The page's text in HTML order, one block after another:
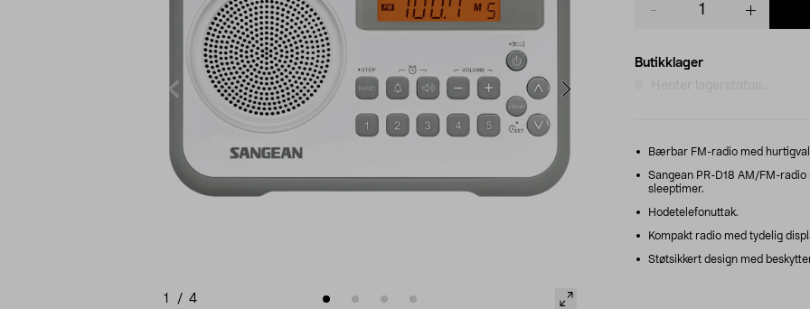
1 / 4
Butikklager
Bærbar FM-radio med
Sangean PR-D18 AM/FM-
sleeptimer.
Hodetelefonuttak.
Kompakt radio med tydelig
Støtsikkert design med